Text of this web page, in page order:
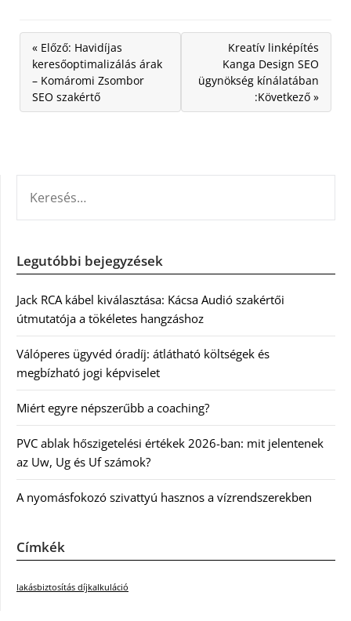
« Előző: Havidíjas
keresőoptimalizálás árak
– Komáromi Zsombor
SEO szakértő
Kreatív linképítés
Kanga Design SEO
ügynökség kínálatában
:Következő »
Legutóbbi bejegyzések
Jack RCA kábel kiválasztása: Kácsa Audió szakértői
útmutatója a tökéletes hangzáshoz
Válóperes ügyvéd óradíj: átlátható költségek és
megbízható jogi képviselet
Miért egyre népszerűbb a coaching?
PVC ablak hőszigetelési értékek 2026-ban: mit jelentenek
az Uw, Ug és Uf számok?
A nyomásfokozó szivattyú hasznos a vízrendszerekben
Címkék
lakásbiztosítás díjkalkuláció